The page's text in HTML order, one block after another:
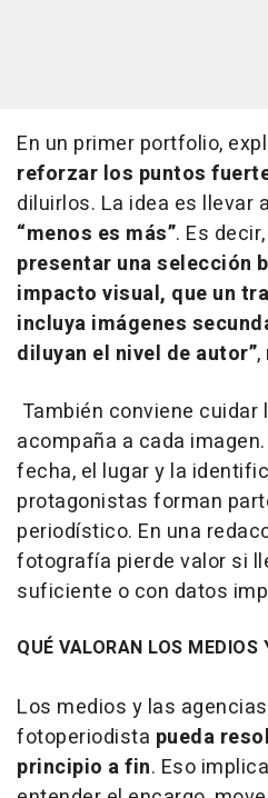
En un primer portfolio,
reforzar los puntos
diluirlos. La idea es llevar
“menos es más”. Es decir,
presentar una selección
impacto visual, que un
incluya imágenes
diluyan el nivel de autor”,
También conviene
acompaña a cada
fecha, el lugar y la
protagonistas forman
periodístico. En una
fotografía pierde valor si
suficiente o con datos
QUÉ VALORAN LOS MEDIOS
Los medios y las
fotoperiodista pueda
principio a fin. Eso